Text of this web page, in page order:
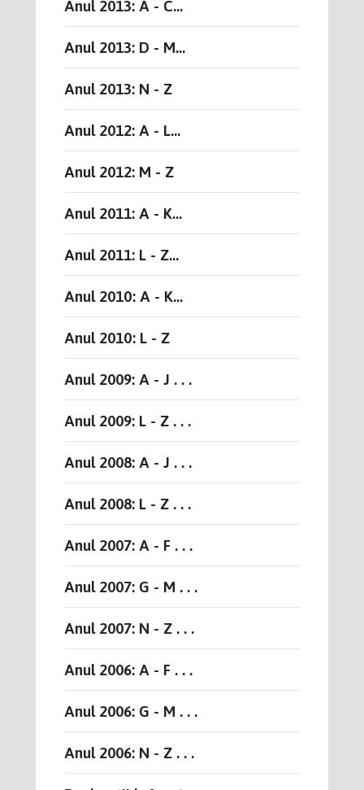
Anul 2013: A - C...
Anul 2013: D - M...
Anul 2013: N - Z
Anul 2012: A - L...
Anul 2012: M - Z
Anul 2011: A - K...
Anul 2011: L - Z...
Anul 2010: A - K...
Anul 2010: L - Z
Anul 2009: A - J . . .
Anul 2009: L - Z . . .
Anul 2008: A - J . . .
Anul 2008: L - Z . . .
Anul 2007: A - F . . .
Anul 2007: G - M . . .
Anul 2007: N - Z . . .
Anul 2006: A - F . . .
Anul 2006: G - M . . .
Anul 2006: N - Z . . .